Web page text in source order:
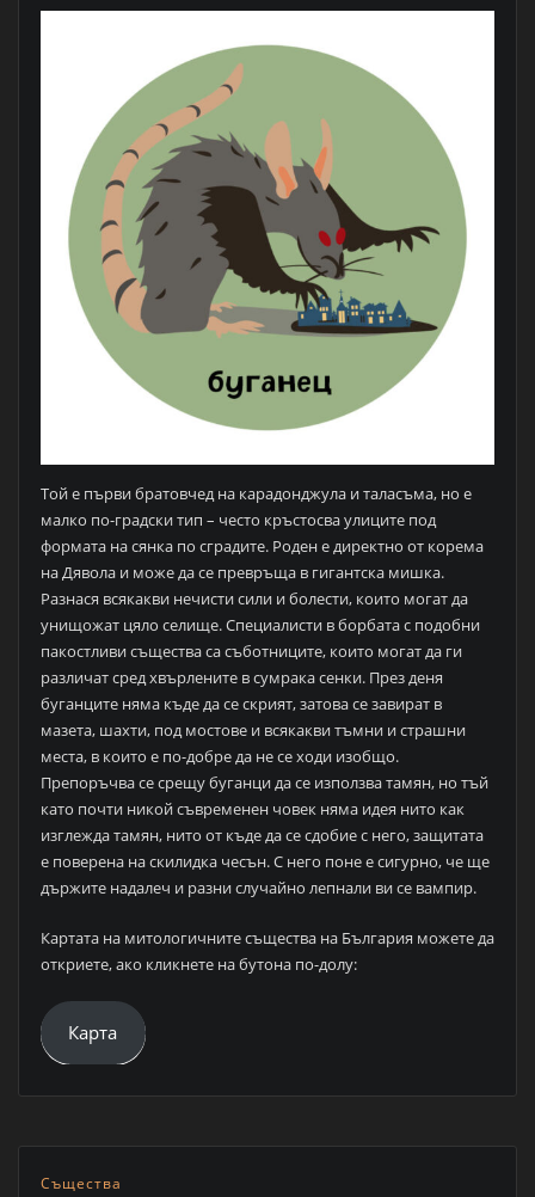
Той е първи братовчед на карадонджула и таласъма, но е
малко по-градски тип – често кръстосва улиците под
формата на сянка по сградите. Роден е директно от корема
на Дявола и може да се превръща в гигантска мишка.
Разнася всякакви нечисти сили и болести, които могат да
унищожат цяло селище. Специалисти в борбата с подобни
пакостливи същества са съботниците, които могат да ги
различат сред хвърлените в сумрака сенки. През деня
буганците няма къде да се скрият, затова се завират в
мазета, шахти, под мостове и всякакви тъмни и страшни
места, в които е по-добре да не се ходи изобщо.
Препоръчва се срещу буганци да се използва тамян, но тъй
като почти никой съвременен човек няма идея нито как
изглежда тамян, нито от къде да се сдобие с него, защитата
е поверена на скилидка чесън. С него поне е сигурно, че ще
държите надалеч и разни случайно лепнали ви се вампир.
Картата на митологичните същества на България можете да
откриете, ако кликнете на бутона по-долу:
Карта
Същества